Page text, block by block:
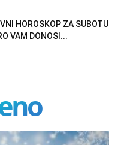
HOROSKOP ZA SUBOTU
VAM DONOSI...